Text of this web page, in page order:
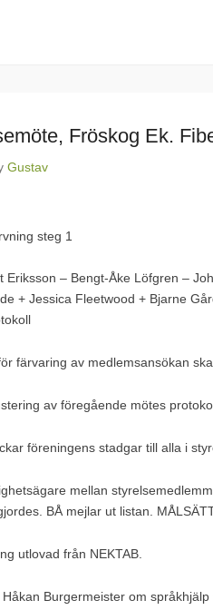
Fröskog Ek.
Gustav
steg 1
– Bengt-Åke Löfgren –
+ Jessica Fleetwood + Bjarne
färvaring av medlemsansökan
av föregående mötes
föreningens stadgar till alla i
mellan
BÅ mejlar ut listan.
utlovad från NEKTAB.
Burgermeister om språkhjälp